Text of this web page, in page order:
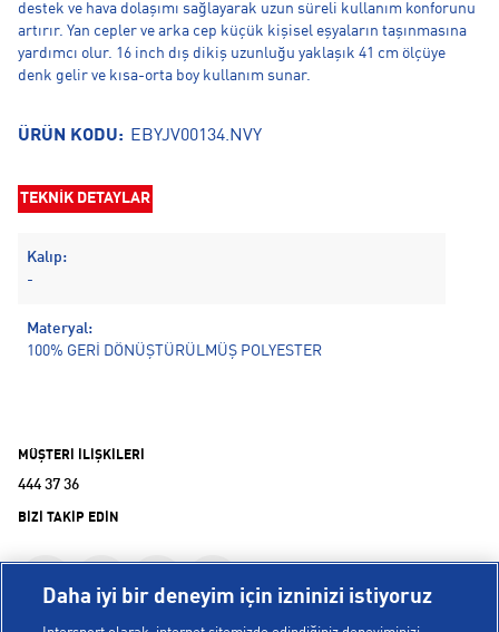
destek ve hava dolaşımı sağlayarak uzun süreli kullanım konforunu
artırır. Yan cepler ve arka cep küçük kişisel eşyaların taşınmasına
yardımcı olur. 16 inch dış dikiş uzunluğu yaklaşık 41 cm ölçüye
denk gelir ve kısa-orta boy kullanım sunar.
ÜRÜN KODU: EBYJV00134.NVY
TEKNİK DETAYLAR
Kalıp:
-
Materyal:
100% GERİ DÖNÜŞTÜRÜLMÜŞ POLYESTER
MÜŞTERİ İLİŞKİLERİ
444 37 36
BİZİ TAKİP EDİN
Daha iyi bir deneyim için izninizi istiyoruz